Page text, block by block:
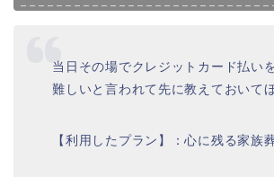
当日その場でクレジットカード払い
難しいと言われて先に教えておいて
【利用したプラン】：心に残る家